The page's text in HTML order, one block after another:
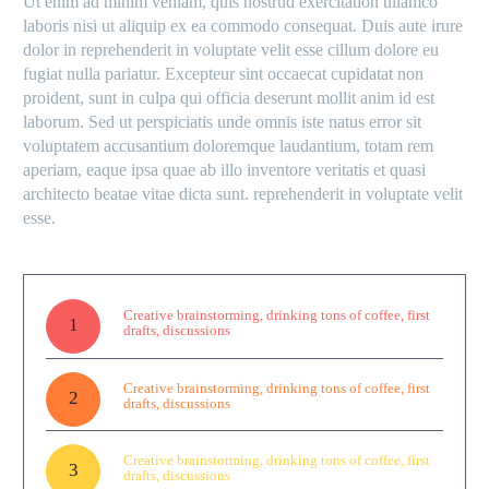
laboris nisi ut aliquip ex ea commodo consequat. Duis aute irure
dolor in reprehenderit in voluptate velit esse cillum dolore eu
fugiat nulla pariatur. Excepteur sint occaecat cupidatat non
proident, sunt in culpa qui officia deserunt mollit anim id est
laborum. Sed ut perspiciatis unde omnis iste natus error sit
voluptatem accusantium doloremque laudantium, totam rem
aperiam, eaque ipsa quae ab illo inventore veritatis et quasi
architecto beatae vitae dicta sunt. reprehenderit in voluptate velit
esse.
1
Creative brainstorming, drinking tons of coffee, first
drafts, discussions
2
Creative brainstorming, drinking tons of coffee, first
drafts, discussions
3
Creative brainstorming, drinking tons of coffee, first
drafts, discussions